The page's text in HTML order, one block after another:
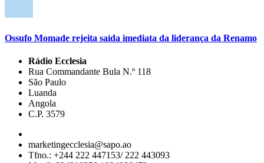
Ossufo Momade rejeita saída imediata da liderança da Renamo
Rádio Ecclesia
Rua Commandante Bula N.º 118
São Paulo
Luanda
Angola
C.P. 3579
marketingecclesia@sapo.ao
Tfno.: +244 222 447153/ 222 443093